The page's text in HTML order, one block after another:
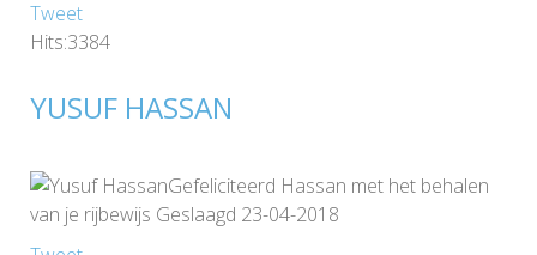
Tweet
Hits:3384
YUSUF HASSAN
Gefeliciteerd Hassan met het behalen
van je rijbewijs Geslaagd 23-04-2018